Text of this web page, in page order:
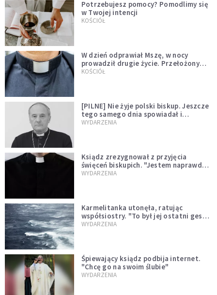
Potrzebujesz pomocy? Pomodlimy się
w Twojej intencji
KOŚCIÓŁ
W dzień odprawiał Mszę, w nocy
prowadził drugie życie. Przełożony
kazał mu opuścić zakon
KOŚCIÓŁ
[PILNE] Nie żyje polski biskup. Jeszcze
tego samego dnia spowiadał i
sprawował Mszę świętą
WYDARZENIA
Ksiądz zrezygnował z przyjęcia
święceń biskupich. "Jestem naprawdę
niegodny"
WYDARZENIA
Karmelitanka utonęła, ratując
współsiostry. "To był jej ostatni gest
miłości"
WYDARZENIA
Śpiewający ksiądz podbija internet.
"Chcę go na swoim ślubie"
WYDARZENIA